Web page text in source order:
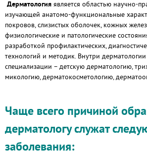
Дерматология является областью научно-
изучающей анатомо-функциональные
покровов, слизистых оболочек, кожных
физиологические и патологические
разработкой профилактических,
технологий и методик. Внутри
специализации – детскую дерматологию,
микологию, дерматокосметологию,
Чаще всего причиной
дерматологу служат
заболевания: